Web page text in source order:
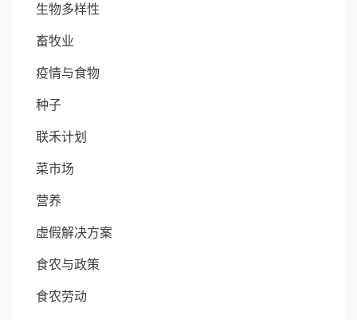
生物多样性
畜牧业
疫情与食物
种子
联禾计划
菜市场
营养
虚假解决方案
食农与政策
食农劳动